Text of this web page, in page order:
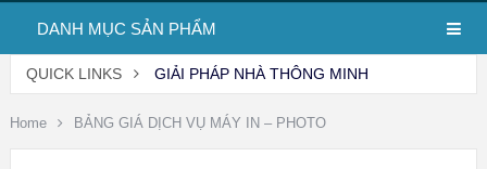
DANH MỤC SẢN PHẨM
QUICK LINKS GIẢI PHÁP NHÀ THÔNG MINH
Home BẢNG GIÁ DỊCH VỤ MÁY IN – PHOTO